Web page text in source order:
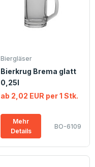
Biergläser
Bierkrug Brema glatt
0,25l
ab 2,02 EUR per 1 Stk.
Mehr
Details
BO-6109